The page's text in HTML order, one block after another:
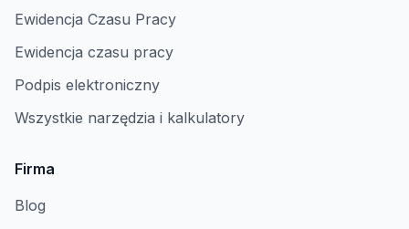
Ewidencja Czasu Pracy
Ewidencja czasu pracy
Podpis elektroniczny
Wszystkie narzędzia i kalkulatory
Firma
Blog